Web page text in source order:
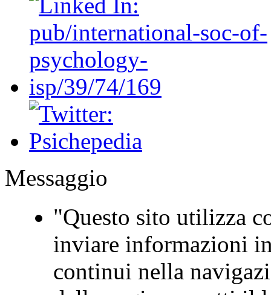
Messaggio
"Questo sito utilizza
inviare informazioni
continui nella